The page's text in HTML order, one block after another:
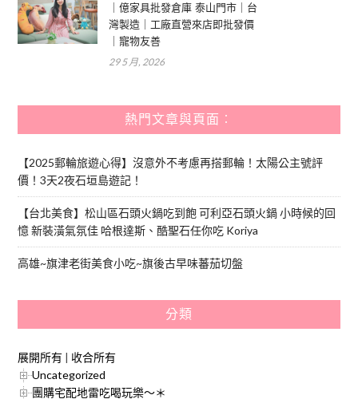
｜億家具批發倉庫 泰山門市｜台
灣製造｜工廠直營來店即批發價
｜寵物友善
29 5 月, 2026
熱門文章與頁面︰
【2025郵輪旅遊心得】沒意外不考慮再搭郵輪！太陽公主號評
價！3天2夜石垣島遊記！
【台北美食】松山區石頭火鍋吃到飽 可利亞石頭火鍋 小時候的回
憶 新裝潢氣氛佳 哈根達斯、酷聖石任你吃 Koriya
高雄~旗津老街美食小吃~旗後古早味蕃茄切盤
分類
展開所有 | 收合所有
Uncategorized
團購宅配地雷吃喝玩樂～＊